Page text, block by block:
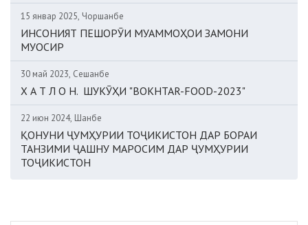
15 январ 2025, Чоршанбе
ИНСОНИЯТ ПЕШОРӮИ МУАММОҲОИ ЗАМОНИ
МУОСИР
30 май 2023, Сешанбе
Х А Т Л О Н. ШУКӮҲИ "BOKHTAR-FOOD-2023"
22 июн 2024, Шанбе
ҚОНУНИ ҶУМҲУРИИ ТОҶИКИСТОН ДАР БОРАИ
ТАНЗИМИ ҶАШНУ МАРОСИМ ДАР ҶУМҲУРИИ
ТОҶИКИСТОН